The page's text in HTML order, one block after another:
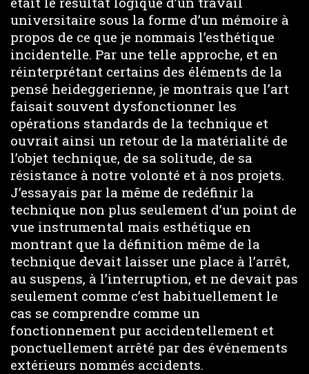
universitaire sous la forme d’un mémoire à
propos de ce que je nommais l’esthétique
incidentelle. Par une telle approche, et en
réinterprétant certains des éléments de la
pensé heideggerienne, je montrais que l’art
faisait souvent dysfonctionner les
opérations standards de la technique et
ouvrait ainsi un retour de la matérialité de
l’objet technique, de sa solitude, de sa
résistance à notre volonté et à nos projets.
J’essayais par la même de redéfinir la
technique non plus seulement d’un point de
vue instrumental mais esthétique en
montrant que la définition même de la
technique devait laisser une place à l’arrêt,
au suspens, à l’interruption, et ne devait pas
seulement comme c’est habituellement le
cas se comprendre comme un
fonctionnement pur accidentellement et
ponctuellement arrêté par des événements
extérieurs nommés accidents.